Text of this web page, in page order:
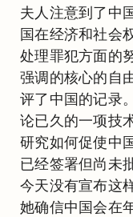
夫人注意到了中
国在经济和社会
处理罪犯方面的
强调的核心的自
评了中国的记录
论已久的一项技
研究如何促使中
已经签署但尚未
今天没有宣布这
她确信中国会在